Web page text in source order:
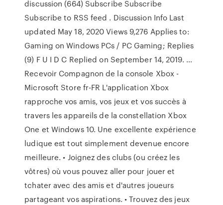
discussion (664) Subscribe Subscribe
Subscribe to RSS feed . Discussion Info Last
updated May 18, 2020 Views 9,276 Applies to:
Gaming on Windows PCs / PC Gaming; Replies
(9) F U I D C Replied on September 14, 2019. …
Recevoir Compagnon de la console Xbox -
Microsoft Store fr-FR L'application Xbox
rapproche vos amis, vos jeux et vos succès à
travers les appareils de la constellation Xbox
One et Windows 10. Une excellente expérience
ludique est tout simplement devenue encore
meilleure. • Joignez des clubs (ou créez les
vôtres) où vous pouvez aller pour jouer et
tchater avec des amis et d'autres joueurs
partageant vos aspirations. • Trouvez des jeux